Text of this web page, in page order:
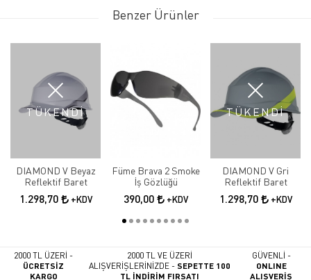
Benzer Ürünler
TÜKENDİ
DIAMOND V Beyaz
Reflektif Baret
1.298,70 +KDV
Füme Brava 2 Smoke
İş Gözlüğü
390,00 +KDV
TÜKENDİ
DIAMOND V Gri
Reflektif Baret
1.298,70 +KDV
2000 TL ÜZERİ -
ÜCRETSİZ
KARGO
2000 TL VE ÜZERİ
ALIŞVERİŞLERİNİZDE -SEPETTE 100
TL İNDİRİM FIRSATI
GÜVENLİ -
ONLINE
ALIŞVERİŞ